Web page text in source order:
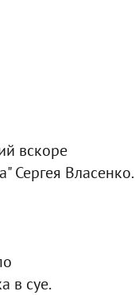
вскоре
Сергея Власенко.
в суе.